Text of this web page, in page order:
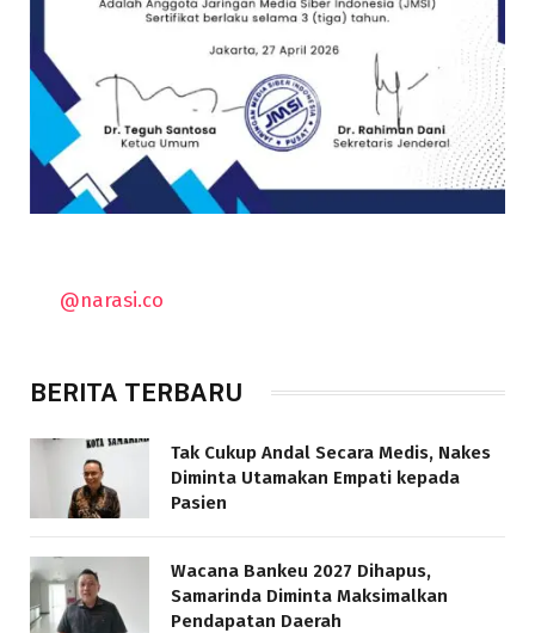
@narasi.co
BERITA TERBARU
Tak Cukup Andal Secara Medis, Nakes
Diminta Utamakan Empati kepada
Pasien
Wacana Bankeu 2027 Dihapus,
Samarinda Diminta Maksimalkan
Pendapatan Daerah